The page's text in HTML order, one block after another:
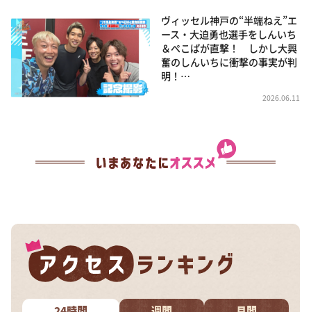
ヴィッセル神戸の“半端ねえ”エ
ース・大迫勇也選手をしんいち
＆ぺこぱが直撃！ しかし大興
奮のしんいちに衝撃の事実が判
明！…
2026.06.11